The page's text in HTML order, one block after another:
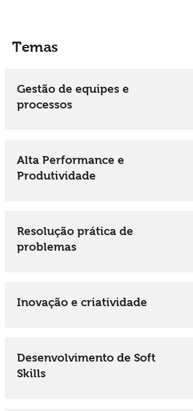
Temas
Gestão de equipes e
processos
Alta Performance e
Produtividade
Resolução prática de
problemas
Inovação e criatividade
Desenvolvimento de Soft
Skills